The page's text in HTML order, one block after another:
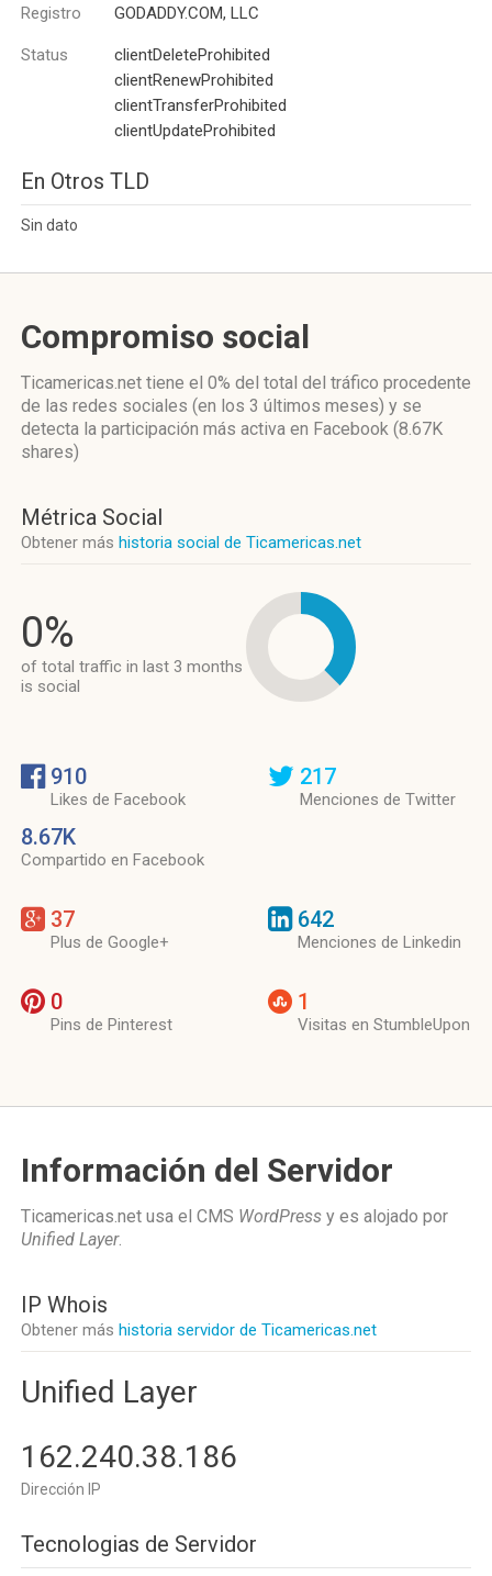
Registro GODADDY.COM, LLC
Status
clientDeleteProhibited
clientRenewProhibited
clientTransferProhibited
clientUpdateProhibited
En Otros TLD
Sin dato
Compromiso social
Ticamericas.net tiene el 0% del total del tráfico procedente
de las redes sociales (en los 3 últimos meses) y se
detecta la participación más activa en Facebook (8.67K
shares)
Métrica Social
Obtener más historia social de Ticamericas.net
0%
of total traffic in last 3 months
is social
910
Likes de Facebook
8.67K
Compartido en Facebook
217
Menciones de Twitter
37
Plus de Google+
642
Menciones de Linkedin
0
Pins de Pinterest
1
Visitas en StumbleUpon
Información del Servidor
Ticamericas.net usa el CMS WordPress y es alojado por
Unified Layer.
IP Whois
Obtener más historia servidor de Ticamericas.net
Unified Layer
162.240.38.186
Dirección IP
Tecnologias de Servidor